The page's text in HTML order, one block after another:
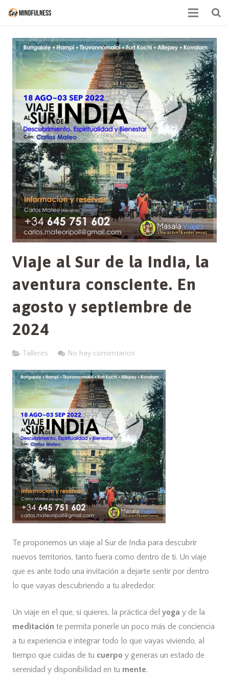
Mindfulness
Actividades
Contacto
Calendario
Viaje al Sur de la India, la
aventura consciente. En
agosto y septiembre de
2024
Talleres No hay comentarios
Te proponemos un viaje al Sur de India para descubrir
nuevos territorios, tanto fuera como dentro de ti. Un viaje
que es ante todo una invitación a dejarte sentir por dentro
lo que vayas descubriendo a tu alrededor.
Un viaje en el que, si quieres, la práctica del yoga y de la
meditación te permita ponerle un poco más de conciencia
a tu experiencia e integrar todo lo que vayas viviendo, al
tiempo que cuidas de tu cuerpo y generas un estado de
serenidad y disponibilidad en tu mente.